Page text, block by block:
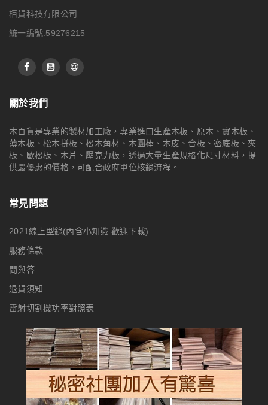
栢貨科技有限公司
統一編號:59276215
關於我們
木百貨是專業的製材加工廠，專業進口生產木板、原木、實木板、
薄木板、松木拼板、松木角材、木圓棒、木皮、合板、密底板、夾
板、歐松板、木片、壓克力板，透過大量生產規格化尺寸材料，提
供最優惠的價格，可配合政府單位核銷流程。
常見問題
2021線上型錄(內含小知識 歡迎下載)
服務條款
問與答
退貨須知
雷射切割機功率對照表